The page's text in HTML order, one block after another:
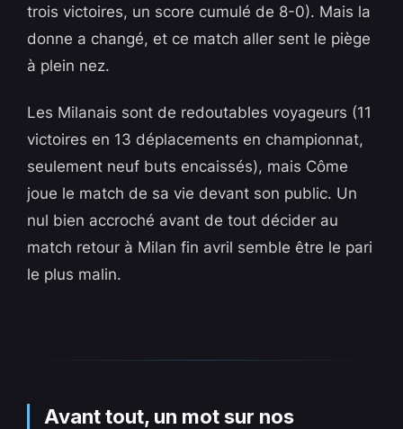
trois victoires, un score cumulé de 8-0). Mais la
donne a changé, et ce match aller sent le piège
à plein nez.
Les Milanais sont de redoutables voyageurs (11
victoires en 13 déplacements en championnat,
seulement neuf buts encaissés), mais Côme
joue le match de sa vie devant son public. Un
nul bien accroché avant de tout décider au
match retour à Milan fin avril semble être le pari
le plus malin.
Avant tout, un mot sur nos